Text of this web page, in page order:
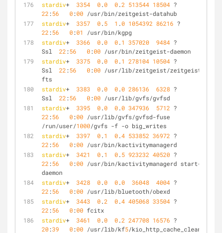
stardiv+ 3354 0.0 0.2 513544 18504
22 :56 0:00 /usr/bin/zeitgeist-datahub
stardiv+ 3357 0.5 1 .0 1054392 86216
22 :56 0:01
/usr/bin/kgpg
stardiv+ 3366 0.0 0.1 357020 9484 ?
Ssl 22 :56 0:00 /usr/bin/zeitgeist-daemon
stardiv+ 3375 0.0 0.1 278104 10504 ?
Ssl 22 :56 0:00 /usr/lib/zeitgeist/zeitgeist-
fts
stardiv+ 3383 0.0 0.0 286136 6328 ?
Ssl 22 :56 0:00 /usr/lib/gvfs/gvfsd
stardiv+ 3395 0.0 0.0 347936 5712
22 :56 0:00 /usr/lib/gvfs/gvfsd-fuse
/run/user/1000/gvfs -f -o big_writes
stardiv+ 3397 0.1 0.4 533852 36972
22 :56 0:00 /usr/bin/kactivitymanagerd
stardiv+ 3421 0.1 0.5 923232 40520
22 :56 0:00 /usr/bin/kactivitymanagerd start-
daemon
stardiv+ 3428 0.0 0.0 36048 4004
22 :56 0:00 /usr/lib/bluetooth/obexd
stardiv+ 3443 0.2 0.4 405068 33504
22 :56 0:00 fcitx
stardiv+ 3461 0.0 0.2 247708 16576
20:39 0:00 /usr/lib/kf5/kio_http_cache_cleaner